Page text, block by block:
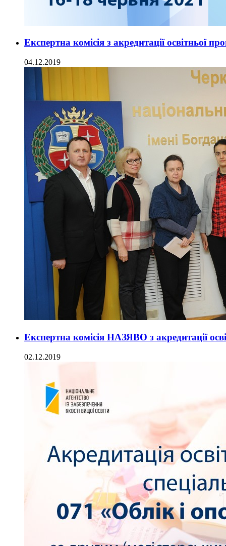
Експертна комісія з акредитації освітньої
04.12.2019
Експертна комісія НАЗЯВО з акредитації
02.12.2019